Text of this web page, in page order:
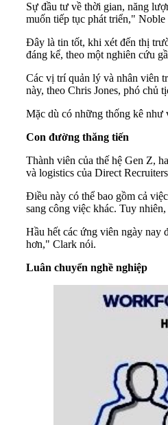
Sự đầu tư về thời gian, năng
muốn tiếp tục phát triển," Noble
Đây là tin tốt, khi xét đến thị
đáng kể, theo một nghiên cứu
Các vị trí quản lý và nhân viên
này, theo Chris Jones, phó chủ
Mặc dù có những thống kê như
Con đường thăng tiến
Thành viên của thế hệ Gen Z,
và logistics của Direct
Điều này có thể bao gồm cả
sang công việc khác. Tuy
Hầu hết các ứng viên ngày nay
hơn," Clark nói.
Luân chuyển nghề nghiệp